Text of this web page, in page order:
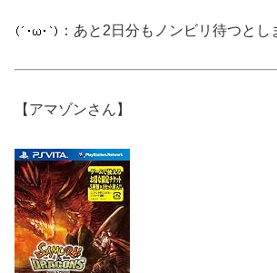
：あと2日分もノンビリ待つとし
【アマゾンさん】